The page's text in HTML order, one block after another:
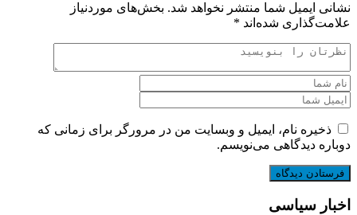
نشانی ایمیل شما منتشر نخواهد شد. بخش‌های موردنیاز
علامت‌گذاری شده‌اند *
ذخیره نام، ایمیل و وبسایت من در مرورگر برای زمانی که
دوباره دیدگاهی می‌نویسم.
اخبار سیاسی